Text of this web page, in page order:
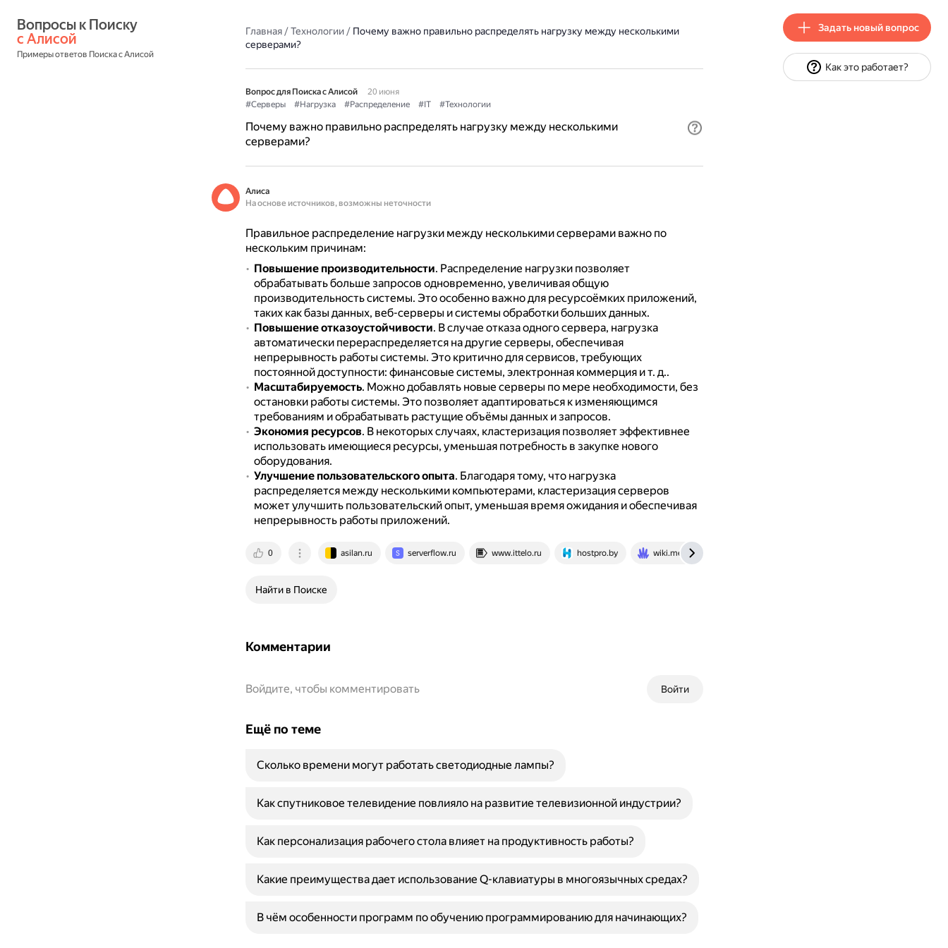
с Алисой
Примеры ответов Поиска с Алисой
Главная/Технологии/ Почему важно правильно распределять нагрузку между несколькими
серверами?
Вопрос для Поиска с Алисой
20 июня
#Серверы
#Нагрузка #Распределение #IT #Технологии
Почему важно правильно распределять нагрузку между несколькими
серверами?
Алиса
На основе источников, возможны неточности
Правильное распределение нагрузки между несколькими серверами важно по
нескольким причинам:
Повышение производительности. Распределение нагрузки позволяет
обрабатывать больше запросов одновременно, увеличивая общую
производительность системы. Это особенно важно для ресурсоёмких приложений,
таких как базы данных, веб-серверы и системы обработки больших данных.
Повышение отказоустойчивости. В случае отказа одного сервера, нагрузка
автоматически перераспределяется на другие серверы, обеспечивая
непрерывность работы системы. Это критично для сервисов, требующих
постоянной доступности: финансовые системы, электронная коммерция и т. д..
Масштабируемость. Можно добавлять новые серверы по мере необходимости, без
остановки работы системы. Это позволяет адаптироваться к изменяющимся
требованиям и обрабатывать растущие объёмы данных и запросов.
Экономия ресурсов. В некоторых случаях, кластеризация позволяет эффективнее
использовать имеющиеся ресурсы, уменьшая потребность в закупке нового
оборудования.
Улучшение пользовательского опыта. Благодаря тому, что нагрузка
распределяется между несколькими компьютерами, кластеризация серверов
может улучшить пользовательский опыт, уменьшая время ожидания и обеспечивая
непрерывность работы приложений.
0 asilan.ru serverflow.ru www.ittelo.ru hostpro.by wiki.merionet.ru
Найти в Поиске
Комментарии
Войти
Войдите, чтобы комментировать
Ещё по теме
Сколько времени могут работать светодиодные лампы?
Как спутниковое телевидение повлияло на развитие телевизионной индустрии?
Как персонализация рабочего стола влияет на продуктивность работы?
Какие преимущества дает использование Q-клавиатуры в многоязычных средах?
В чём особенности программ по обучению программированию для начинающих?
Задать новый вопрос
Как это работает?